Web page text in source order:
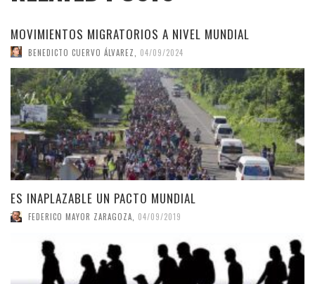
MOVIMIENTOS MIGRATORIOS A NIVEL MUNDIAL
BENEDICTO CUERVO ÁLVAREZ 04/09/2024
ES INAPLAZABLE UN PACTO MUNDIAL
FEDERICO MAYOR ZARAGOZA 04/09/2019